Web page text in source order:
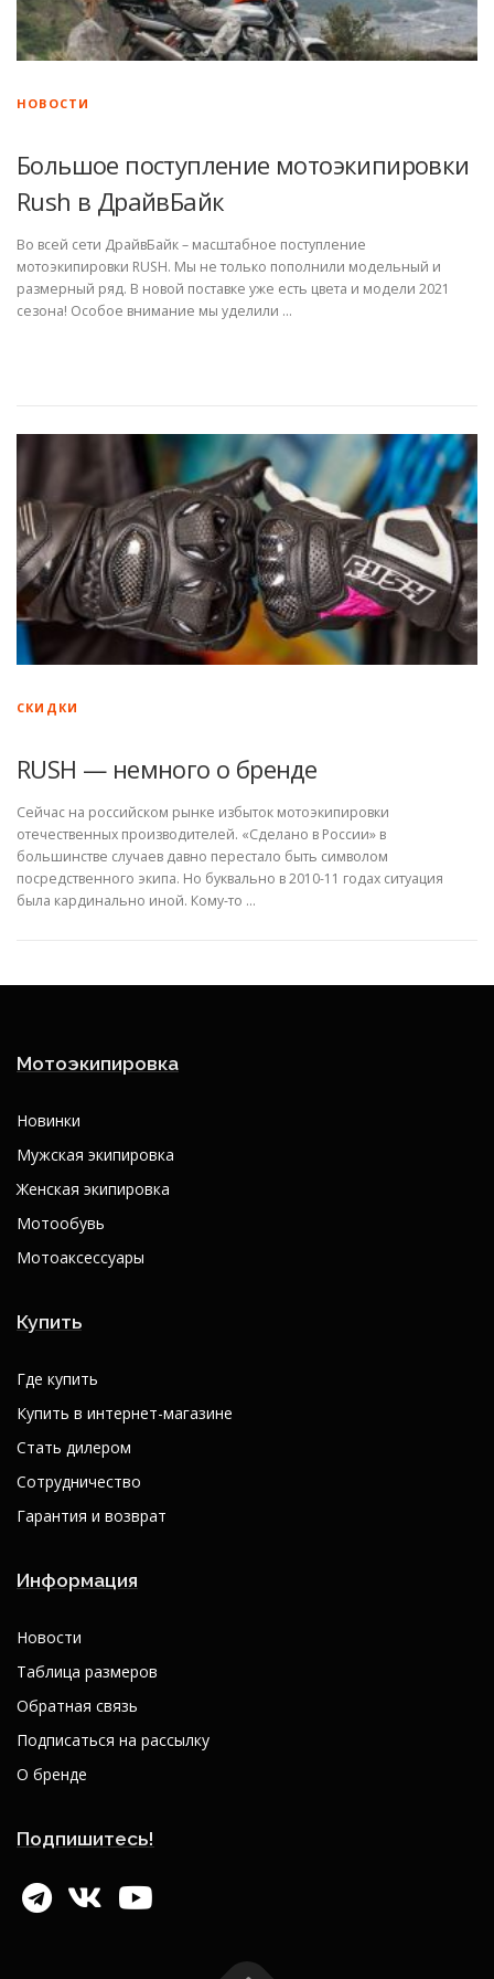
НОВОСТИ
Большое поступление мотоэкипировки
Rush в ДрайвБайк
Во всей сети ДрайвБайк – масштабное поступление
мотоэкипировки RUSH. Мы не только пополнили модельный и
размерный ряд. В новой поставке уже есть цвета и модели 2021
сезона! Особое внимание мы уделили …
СКИДКИ
RUSH — немного о бренде
Сейчас на российском рынке избыток мотоэкипировки
отечественных производителей. «Сделано в России» в
большинстве случаев давно перестало быть символом
посредственного экипа. Но буквально в 2010-11 годах ситуация
была кардинально иной. Кому-то …
Мотоэкипировка
Новинки
Мужская экипировка
Женская экипировка
Мотообувь
Мотоаксессуары
Купить
Где купить
Купить в интернет-магазине
Стать дилером
Сотрудничество
Гарантия и возврат
Информация
Новости
Таблица размеров
Обратная связь
Подписаться на рассылку
О бренде
Подпишитесь!